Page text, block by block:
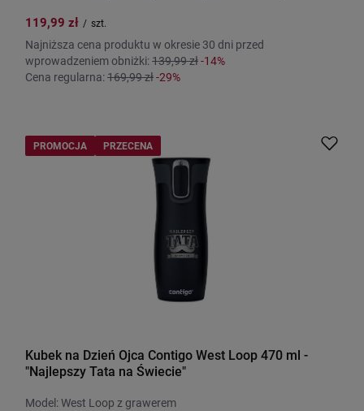
119,99 zł / szt.
Najniższa cena produktu w okresie 30 dni przed
wprowadzeniem obniżki:139,99 zł-14%
Cena regularna:169,99 zł-29%
PROMOCJA PRZECENA
Kubek na Dzień Ojca Contigo West Loop 470 ml -
"Najlepszy Tata na Świecie"
Model: West Loop z grawerem